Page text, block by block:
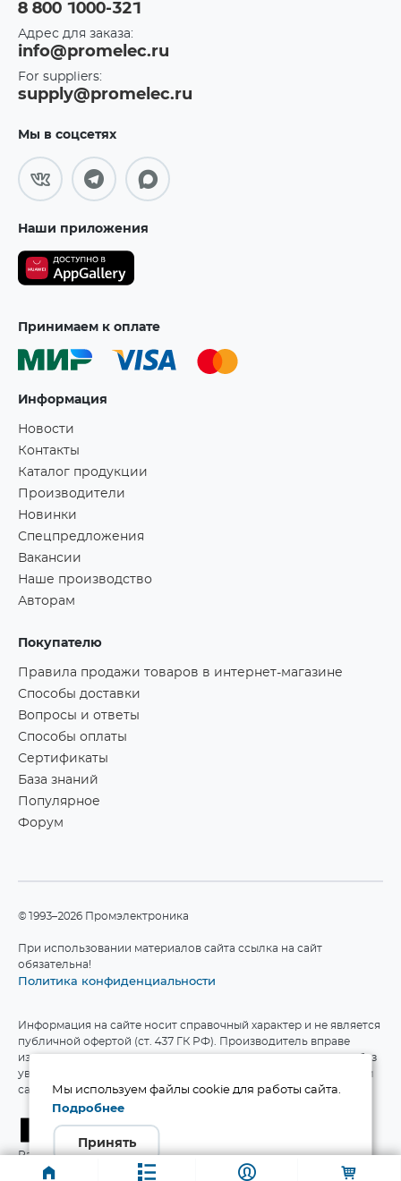
8 800 1000-321
Адрес для заказа:
info@promelec.ru
For suppliers:
supply@promelec.ru
Мы в соцсетях
Наши приложения
Принимаем к оплате
Информация
Новости
Контакты
Каталог продукции
Производители
Новинки
Спецпредложения
Вакансии
Наше производство
Авторам
Покупателю
Правила продажи товаров в интернет-магазине
Способы доставки
Вопросы и ответы
Способы оплаты
Сертификаты
База знаний
Популярное
Форум
©1993–2026 Промэлектроника
При использовании материалов сайта ссылка на сайт
обязательна!
Политика конфиденциальности
Информация на сайте носит справочный характер и не является
публичной офертой (ст. 437 ГК РФ). Производитель вправе
изменять технические характеристики и комплект поставки без
уведомления. Актуальные данные приведены на официальном
сайте производителя.
Разработка сайта
Мы используем файлы cookie для работы сайта.
Подробнее
Принять